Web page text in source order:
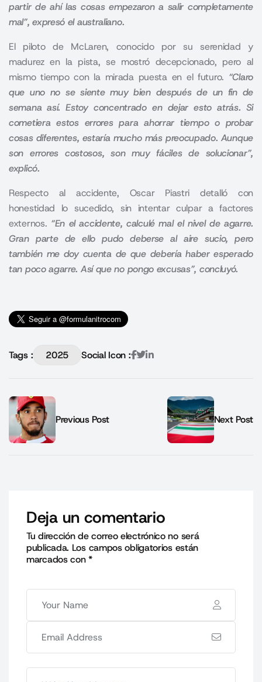
partir de ahí las cosas empezaron a salir completamente
mal”, expresó el australiano.
El piloto de McLaren, conocido por su serenidad y
madurez en la pista, se mostró decepcionado, pero al
mismo tiempo con la mirada puesta en el futuro. “Claro
que uno no se siente muy bien después de un fin de
semana así. Estoy concentrado en dejar esto atrás. Si
cometiera estos errores para ahorrar tiempo o probar
cosas diferentes, estaría mucho más preocupado. Aunque
son errores costosos, son muy fáciles de solucionar”,
explicó.
Respecto al accidente, Oscar Piastri detalló con
honestidad lo sucedido, sin intentar culpar a factores
externos. “En el accidente, calculé mal el nivel de agarre.
Gran parte de ello pudo deberse al aire sucio, pero
también me doy cuenta de que debería haber esperado
tan poco agarre. Así que no pongo excusas”, concluyó.
Tags : 2025 Social Icon :
Previous Post Next Post
Deja un comentario
Tu dirección de correo electrónico no será
publicada. Los campos obligatorios están
marcados con*